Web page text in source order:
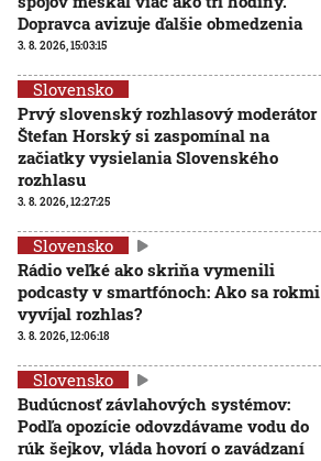
Dopravca avizuje ďalšie obmedzenia
3. 8. 2026, 15:03:15
Slovensko
Prvý slovenský rozhlasový moderátor
Štefan Horský si zaspomínal na
začiatky vysielania Slovenského
rozhlasu
3. 8. 2026, 12:27:25
Slovensko
Rádio veľké ako skriňa vymenili
podcasty v smartfónoch: Ako sa rokmi
vyvíjal rozhlas?
3. 8. 2026, 12:06:18
Slovensko
Budúcnosť závlahových systémov:
Podľa opozície odovzdávame vodu do
rúk šejkov, vláda hovorí o zavádzaní